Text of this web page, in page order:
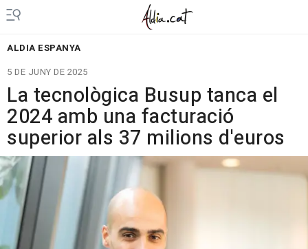
ALDIA ESPANYA
5 DE JUNY DE 2025
La tecnològica Busup tanca el
2024 amb una facturació
superior als 37 milions d'euros